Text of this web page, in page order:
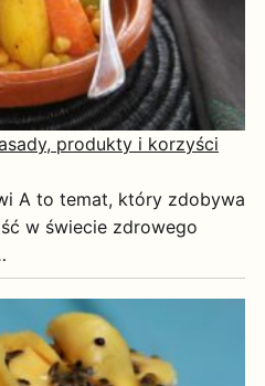
produkty i korzyści
A to temat, który zdobywa
w świecie zdrowego